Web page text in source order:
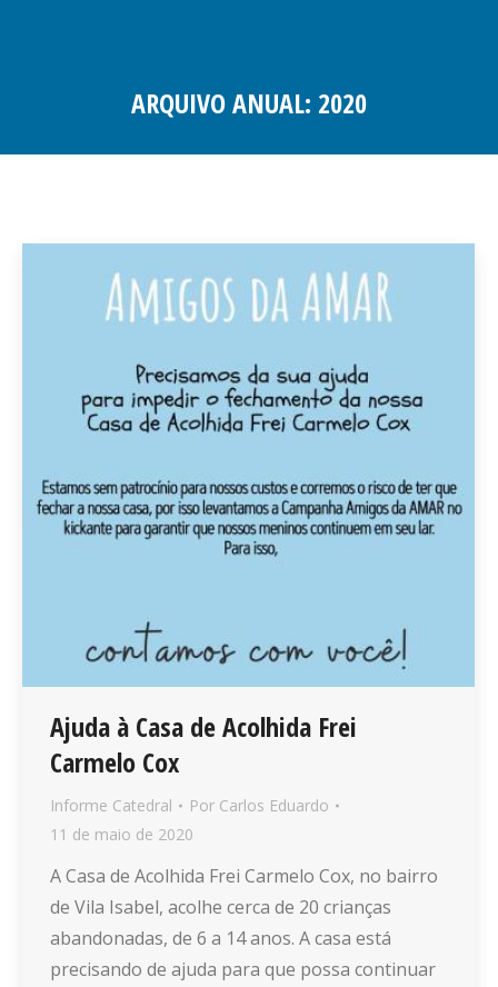
ARQUIVO ANUAL: 2020
Ajuda à Casa de Acolhida Frei
Carmelo Cox
Informe Catedral Por Carlos Eduardo
11 de maio de 2020
A Casa de Acolhida Frei Carmelo Cox, no bairro
de Vila Isabel, acolhe cerca de 20 crianças
abandonadas, de 6 a 14 anos. A casa está
precisando de ajuda para que possa continuar